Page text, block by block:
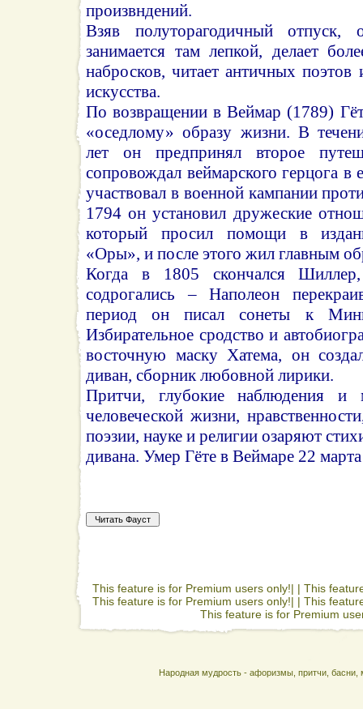
произвндений.
Взяв полуторагодичный
занимается там лепкой, делает
набросков, читает античных
искусства.
По возвращении в Веймар (1789)
«оседлому» образу жизни. В
лет он предпринял второе
сопровождал веймарского герцога в
участвовал в военной кампании
1794 он установил дружеские
который просил помощи в
«Оры», и после этого жил главным
Когда в 1805 скончался
содрогались – Наполеон
период он писал сонеты к
Избирательное сродство и
восточную маску Хатема, он
диван, сборник любовной лирики.
Притчи, глубокие наблюдения и
человеческой жизни,
поэзии, науке и религии озаряют
дивана. Умер Гёте в Веймаре 22
This feature is for Premium users only!| | This
This feature is for Premium users only!| | This
This feature is for Premium
Народная мудрость - афоризмы, притчи,